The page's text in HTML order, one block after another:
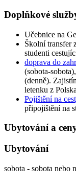
Doplňkové
Učebnice na
Školní transfer
studenti
doprava do
(sobota-
(denně).
letenku z
Pojištění na
připojištění na
Ubytování a
Ubytování
sobota - sobota nebo